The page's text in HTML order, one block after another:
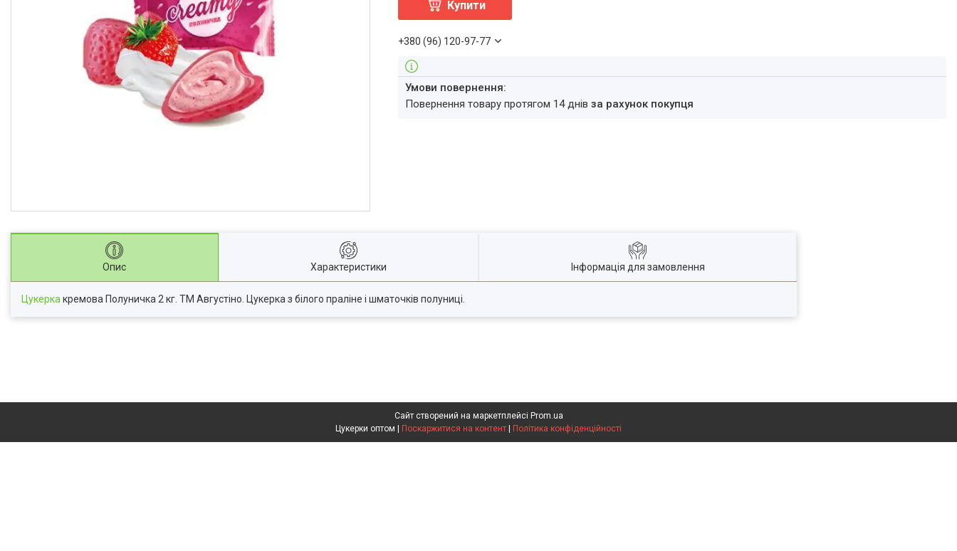
Купити
+380 (96) 120-97-77
повернення товару протягом 14 днівза рахунок покупця
Опис Характеристики Інформація для замовлення
Цукерка кремова Полуничка 2 кг. ТМ Августіно. Цукерка з білого праліне і шматочків полуниці.
Сайт створений на маркетплейсі Prom.ua
Поскаржитися на контент Політика конфіденційності